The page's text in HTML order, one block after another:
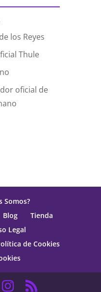
los Reyes
Thule
oficial de
Somos?
Blog
Tienda
Legal
de Cookies